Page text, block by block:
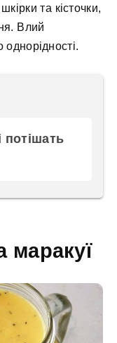
та кісточки,
Влий
потішать
маракуї